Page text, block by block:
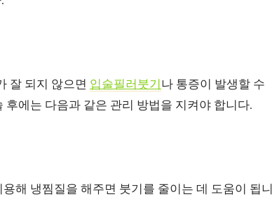
잘 되지 않으면 입술필러붓기 나 통증이 발생할 수
에는 다음과 같은 관리 방법을 지켜야 합니다.
해 냉찜질을 해주면 붓기를 줄이는 데 도움이 됩니